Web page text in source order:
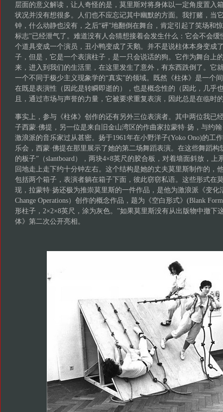
层面的意义解读，让人奇怪的是，莫里斯对将身体以一定角度置入
状况并没有想很多。人们也不应忘记其中幽默的方面。我打赌，当
钟，什么动静也没有，之后“砰”地翻倒在舞台，肯定引起了笑场和
标志”已经泄气了。难道没有人会猜想接着会发生什么：它会不会
个道具变成一个演员，丑小鸭变成了天鹅。并不是说柱体本身变成
子，但是，它是一个表演柱子，是一只会说话的狗。它作为舞台上
来，进入到我们的生活里，在这里发生了意外，有东西跌倒了。它
一个不同于极少主义现象学的“真实”的领域。既然《柱体》是一个
在既是表演性（因此是转瞬即逝的），也是概念性的（因此，几乎
且，通过市场与声誉的力量，它被要求重复表演，因此总是在临时
事实上，参与《柱体》创作的还有另外三位表演者。其中两位我已
子西蒙·佛提，另一位是来自旧金山湾区的作曲家拉蒙特·扬，与约翰
激浪派的音乐家过从甚密。扬于1961年在小野洋子(Yoko Ono)的工
乐会，西蒙·佛提在那里展示了她的第二场舞蹈表演。在这些舞蹈构
的板子”（slantboard），两块4×8英尺的胶合板，对着墙面斜放，上
回地走上走下约十分钟左右。这个结构是她的丈夫莫里斯制作的，
包括两个箱子，表演者躺在箱子下面，彼此窃窃私语。这些形式在
现，拉蒙特·扬还极为推崇莫里斯的一件作品，是他为激浪派《变化
Change Operations）创作的概念作品，题为《空白形式》(Blank
形柱子，2×2×8英尺，涂为灰色。”如果莫里斯没有从出版物中撤下
体》第二次公开亮相。